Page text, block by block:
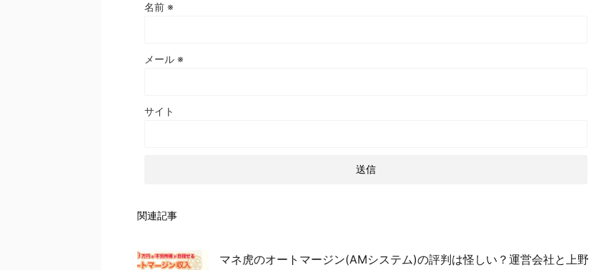
名前 ※
メール ※
サイト
関連記事
マネ虎のオートマージン(AMシステム)の評判は怪しい？運営会社と上野